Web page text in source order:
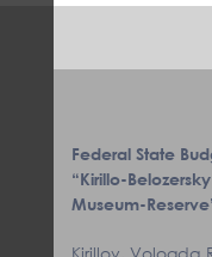
Federal State
“Kirillo-
Museum-
Kirillov, Vologda